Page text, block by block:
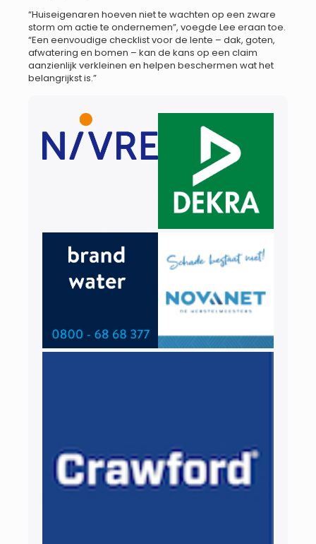
“Huiseigenaren hoeven niet te wachten op een zware
storm om actie te ondernemen”, voegde Lee eraan toe.
“Een eenvoudige checklist voor de lente – dak, goten,
afwatering en bomen – kan de kans op een claim
aanzienlijk verkleinen en helpen beschermen wat het
belangrijkst is.”